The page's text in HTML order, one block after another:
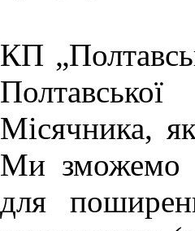
КП
Місячника,
Ми зможемо
для